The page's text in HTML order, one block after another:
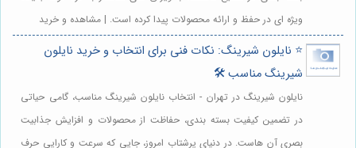
ویژه ای در حفظ و ارائه محصولات پیدا کرده است. | مشاهده و خرید
⭐️ نایلون شیرینگ: نکات فنی برای انتخاب و خرید نایلون
شیرینگ مناسب 🛠️
نایلون شیرینگ در تهران - انتخاب نایلون شیرینگ مناسب، گامی حیاتی
در تضمین کیفیت بسته بندی، حفاظت از محصولات و افزایش جذابیت
بصری آن هاست. در دنیای پرشتاب امروز، جایی که سرعت و کارایی حرف